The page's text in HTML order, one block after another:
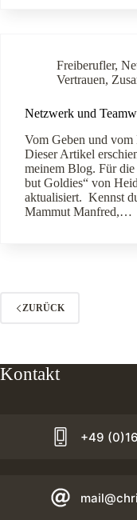
Freiberufler,
Vertrauen,
Netzwerk und
Vom Geben und
Dieser Artikel
meinem Blog. Für
but Goldies“ von
aktualisiert. Kennst
Mammut Manfred,…
ZURÜCK
Kontakt
+49